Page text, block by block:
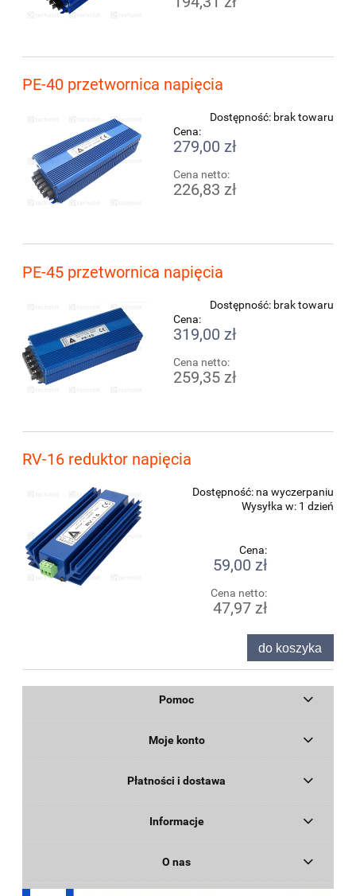
PE-40 przetwornica napięcia
Dostępność: brak towaru
Cena:
279,00 zł
Cena netto:
226,83 zł
PE-45 przetwornica napięcia
Dostępność: brak towaru
Cena:
319,00 zł
Cena netto:
259,35 zł
RV-16 reduktor napięcia
Dostępność: na wyczerpaniu
Wysyłka w: 1 dzień
Cena:
59,00 zł
Cena netto:
47,97 zł
do koszyka
Pomoc
Moje konto
Płatności i dostawa
Informacje
O nas